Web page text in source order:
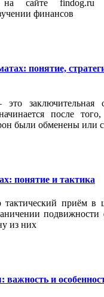
сайте findog.ru
финансов
понятие,
заключительная
после
были обменены или
понятие и тактика
приём в
из них
и